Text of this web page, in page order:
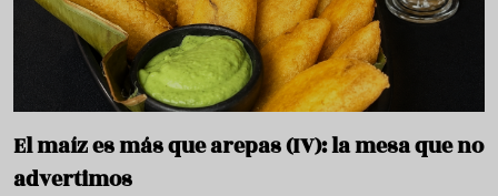
El maíz es más que arepas (IV): la mesa que no
advertimos